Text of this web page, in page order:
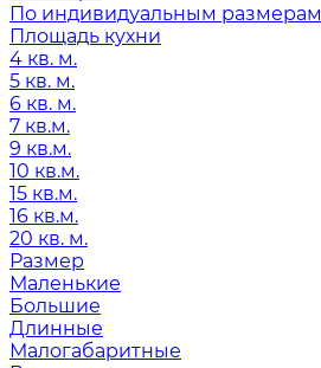
По индивидуальным размерам
Площадь кухни
4 кв. м.
5 кв. м.
6 кв. м.
7 кв.м.
9 кв.м.
10 кв.м.
15 кв.м.
16 кв.м.
20 кв. м.
Размер
Маленькие
Большие
Длинные
Малогабаритные